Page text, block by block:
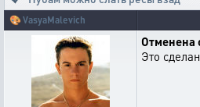
🎨 VasyaMalevich
Отменена
Это